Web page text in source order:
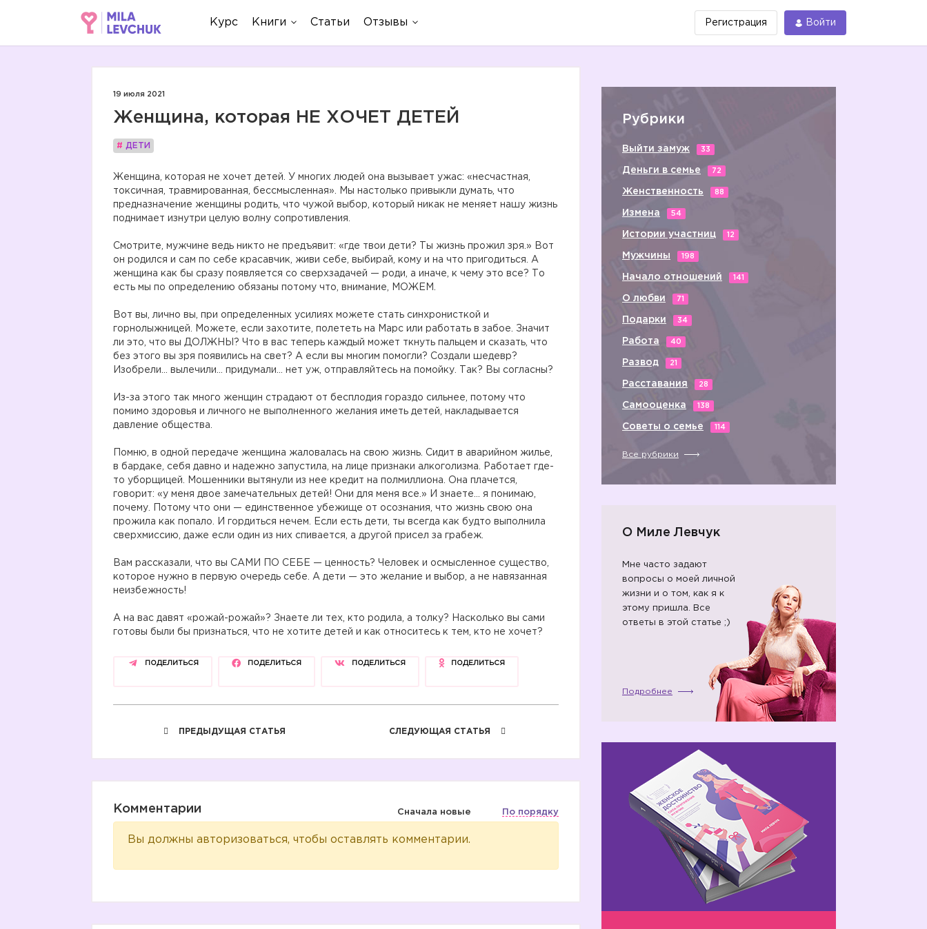
Курс Книги Статьи Отзывы Регистрация Войти
19 июля 2021
Женщина, которая НЕ ХОЧЕТ ДЕТЕЙ
# ДЕТИ
Женщина, которая не хочет детей. У многих людей она вызывает ужас: «несчастная,
токсичная, травмированная, бессмысленная». Мы настолько привыкли думать, что
предназначение женщины родить, что чужой выбор, который никак не меняет нашу жизнь
поднимает изнутри целую волну сопротивления.
Смотрите, мужчине ведь никто не предъявит: «где твои дети? Ты жизнь прожил зря.» Вот
он родился и сам по себе красавчик, живи себе, выбирай, кому и на что пригодиться. А
женщина как бы сразу появляется со сверхзадачей — роди, а иначе, к чему это все? То
есть мы по определению обязаны потому что, внимание, МОЖЕМ.
Вот вы, лично вы, при определенных усилиях можете стать синхронисткой и
горнолыжницей. Можете, если захотите, полететь на Марс или работать в забое. Значит
ли это, что вы ДОЛЖНЫ? Что в вас теперь каждый может ткнуть пальцем и сказать, что
без этого вы зря появились на свет? А если вы многим помогли? Создали шедевр?
Изобрели… вылечили… придумали… нет уж, отправляйтесь на помойку. Так? Вы согласны?
Из-за этого так много женщин страдают от бесплодия гораздо сильнее, потому что
помимо здоровья и личного не выполненного желания иметь детей, накладывается
давление общества.
Помню, в одной передаче женщина жаловалась на свою жизнь. Сидит в аварийном жилье,
в бардаке, себя давно и надежно запустила, на лице признаки алкоголизма. Работает где-
то уборщицей. Мошенники вытянули из нее кредит на полмиллиона. Она плачется,
говорит: «у меня двое замечательных детей! Они для меня все.» И знаете… я понимаю,
почему. Потому что они — единственное убежище от осознания, что жизнь свою она
прожила как попало. И гордиться нечем. Если есть дети, ты всегда как будто выполнила
сверхмиссию, даже если один из них спивается, а другой присел за грабеж.
Вам рассказали, что вы САМИ ПО СЕБЕ — ценность? Человек и осмысленное существо,
которое нужно в первую очередь себе. А дети — это желание и выбор, а не навязанная
неизбежность!
А на вас давят «рожай-рожай»? Знаете ли тех, кто родила, а толку? Насколько вы сами
готовы были бы признаться, что не хотите детей и как относитесь к тем, кто не хочет?
ПОДЕЛИТЬСЯ ПОДЕЛИТЬСЯ ПОДЕЛИТЬСЯ ПОДЕЛИТЬСЯ
ПРЕДЫДУЩАЯ СТАТЬЯ СЛЕДУЮЩАЯ СТАТЬЯ
Комментарии Сначала новые По порядку
Вы должны авторизоваться, чтобы оставлять комментарии.
Рубрики
Выйти замуж 33
Деньги в семье 72
Женственность 88
Измена 54
Истории участниц 12
Мужчины 198
Начало отношений 141
О любви 71
Подарки 34
Работа 40
Развод 21
Расставания 28
Самооценка 138
Советы о семье 114
Все рубрики
О Миле Левчук
Мне часто задают
вопросы о моей личной
жизни и о том, как я к
этому пришла. Все
ответы в этой статье ;)
Подробнее